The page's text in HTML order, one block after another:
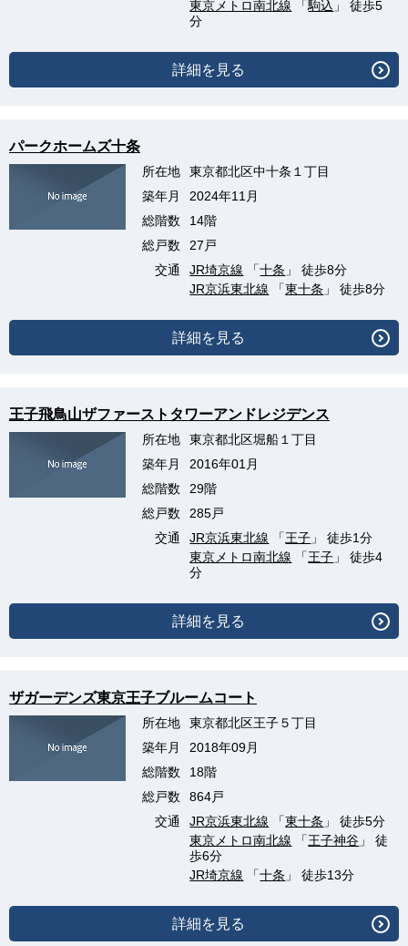
東京メトロ南北線 「駒込 」 徒歩5
分
詳細を見る
パークホームズ十条
所在地
東京都北区中十条１丁目
築年月
2024年11月
総階数
14階
総戸数
27戸
交通
JR埼京線 「十条 」 徒歩8分
JR京浜東北線 「東十条 」 徒歩8分
詳細を見る
王子飛鳥山ザファーストタワーアンドレジデンス
所在地
東京都北区堀船１丁目
築年月
2016年01月
総階数
29階
総戸数
285戸
交通
JR京浜東北線 「王子 」 徒歩1分
東京メトロ南北線 「王子 」 徒歩4
分
詳細を見る
ザガーデンズ東京王子ブルームコート
所在地
東京都北区王子５丁目
築年月
2018年09月
総階数
18階
総戸数
864戸
交通
JR京浜東北線 「東十条 」 徒歩5分
東京メトロ南北線 「王子神谷 」 徒
歩6分
JR埼京線 「十条 」 徒歩13分
詳細を見る